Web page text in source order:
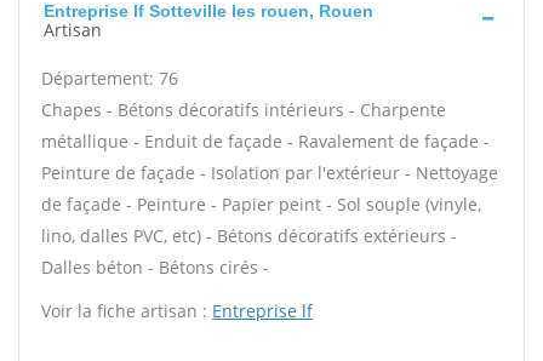
Entreprise lf Sotteville les rouen, Rouen
Artisan
Département: 76
Chapes - Bétons décoratifs intérieurs - Charpente
métallique - Enduit de façade - Ravalement de façade -
Peinture de façade - Isolation par l'extérieur - Nettoyage
de façade - Peinture - Papier peint - Sol souple (vinyle,
lino, dalles PVC, etc) - Bétons décoratifs extérieurs -
Dalles béton - Bétons cirés -
Voir la fiche artisan : Entreprise lf